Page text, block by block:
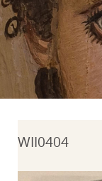
WII0404